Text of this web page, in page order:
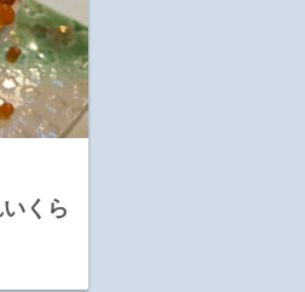
くら